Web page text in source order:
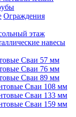
Ограждения
этаж
навесы
Сваи 57 мм
Сваи 76 мм
Сваи 89 мм
Сваи 108 мм
Сваи 133 мм
Сваи 159 мм